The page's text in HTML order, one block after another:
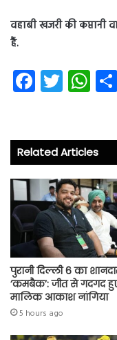
वहाबी खजरी की कप्तानी
हैं.
Fa
ce
o
ok
T
wi
er
W
ha
A
p
p
Related Articles
पुरानी दिल्ली 6 का
‘कमबैक’: जीत से गदगद
मालिक आकाश नांगिया
5 hours ago